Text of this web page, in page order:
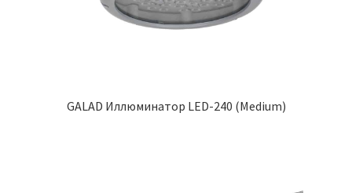
GALAD Иллюминатор LED-240 (Medium)